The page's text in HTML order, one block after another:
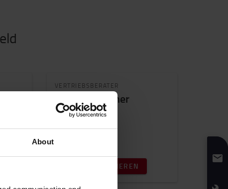
About
VERTRIEBSBERATER
Andreas Fischer
JETZT KONTAKTIEREN